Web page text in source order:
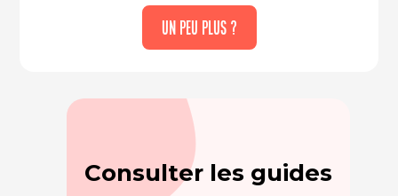
UN PEU PLUS ?
Consulter les guides